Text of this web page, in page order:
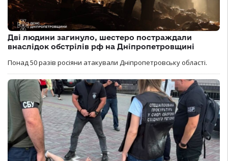
Дві людини загинуло, шестеро постраждали
внаслідок обстрілів рф на Дніпропетровщині
Понад 50 разів росіяни атакували Дніпропетровську області.